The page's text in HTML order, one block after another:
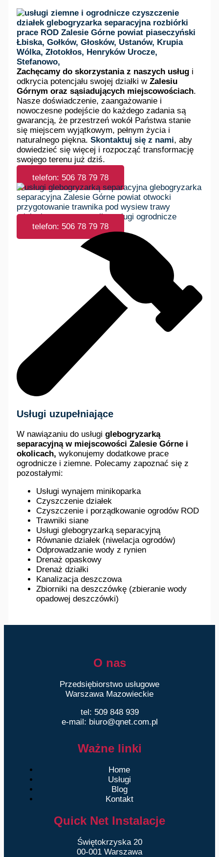
Zachęcamy do skorzystania z naszych usług i
odkrycia potencjału swojej działki wZalesiu
Górnym oraz sąsiadujących miejscowościach.
Nasze doświadczenie, zaangażowanie i
nowoczesne podejście do każdego zadania są
gwarancją, że przestrzeń wokół Państwa stanie
się miejscem wyjątkowym, pełnym życia i
naturalnego piękna.Skontaktuj się z nami, aby
dowiedzieć się więcej i rozpocząć transformację
swojego terenu już dziś.
telefon: 506 78 79 78
telefon: 506 78 79 78
Usługi uzupełniające
W nawiązaniu do usługiglebogryzarką
separacyjną w miejscowości Zalesie Górne i
okolicach, wykonujemy dodatkowe prace
ogrodnicze i ziemne. Polecamy zapoznać się z
pozostałymi:
Usługi wynajem minikoparka
Czyszczenie działek
Czyszczenie i porządkowanie ogrodów ROD
Trawniki siane
Usługi glebogryzarką separacyjną
Równanie działek (niwelacja ogrodów)
Odprowadzanie wody z rynien
Drenaż opaskowy
Drenaż działki
Kanalizacja deszczowa
Zbiorniki na deszczówkę (zbieranie wody
opadowej deszczówki)
O nas
Przedsiębiorstwo usługowe
Warszawa Mazowieckie
tel: 509 848 939
e-mail: biuro@qnet.com.pl
Ważne linki
Home
Usługi
Blog
Kontakt
Quick Net Instalacje
Świętokrzyska 20
00-001 Warszawa